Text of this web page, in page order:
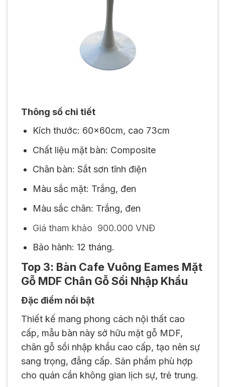
Thông số chi tiết
Kích thước: 60x60cm, cao 73cm
Chất liệu mặt bàn: Composite
Chân bàn: Sắt sơn tĩnh điện
Màu sắc mặt: Trắng, đen
Màu sắc chân: Trắng, đen
Giá tham khảo 900.000 VNĐ
Bảo hành: 12 tháng.
Top 3: Bàn Cafe Vuông Eames Mặt
Gỗ MDF Chân Gỗ Sồi Nhập Khẩu
Đặc điểm nổi bật
Thiết kế mang phong cách nội thất cao
cấp, mẫu bàn này sở hữu mặt gỗ MDF,
chân gỗ sồi nhập khẩu cao cấp, tạo nên sự
sang trọng, đẳng cấp. Sản phẩm phù hợp
cho quán cần không gian lịch sự, trẻ trung.